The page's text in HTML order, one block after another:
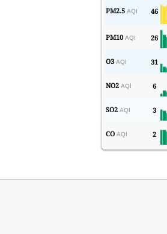
PM2.5 AQI 46
PM10 AQI 26
O3 AQI 31
NO2 AQI 6
SO2 AQI 3
CO AQI 2